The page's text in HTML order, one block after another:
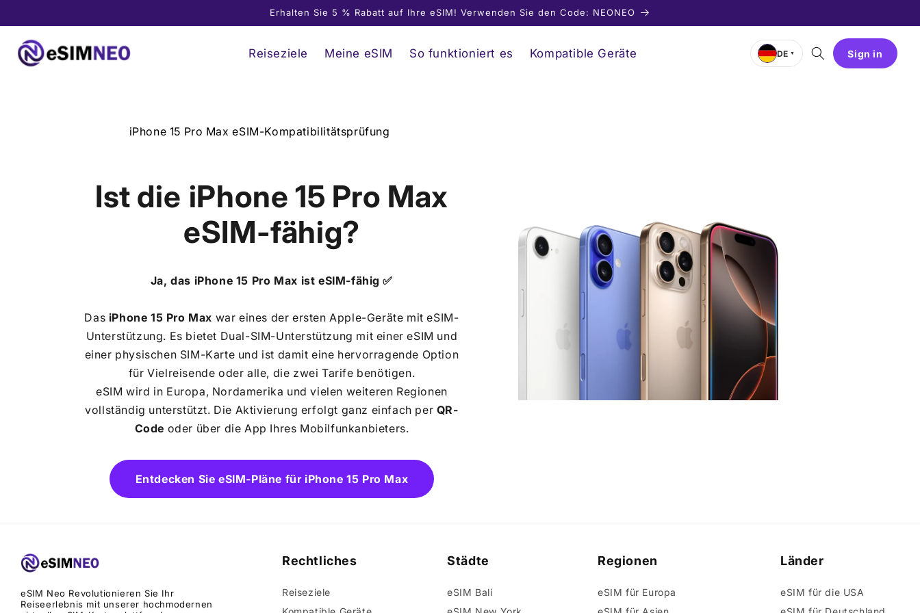
Inhalt
Erhalten Sie 5 % Rabatt auf Ihre eSIM! Verwenden Sie den Code: NEONEO
Reiseziele Meine eSIM So funktioniert es Kompatible Geräte DE ▼ Sign in
iPhone 15 Pro Max eSIM-Kompatibilitätsprüfung
Ist die iPhone 15 Pro Max
eSIM-fähig?
Ja, das iPhone 15 Pro Max ist eSIM-fähig ✅
Das iPhone 15 Pro Max war eines der ersten Apple-Geräte mit eSIM-
Unterstützung. Es bietet Dual-SIM-Unterstützung mit einer eSIM und
einer physischen SIM-Karte und ist damit eine hervorragende Option
für Vielreisende oder alle, die zwei Tarife benötigen.
eSIM wird in Europa, Nordamerika und vielen weiteren Regionen
vollständig unterstützt. Die Aktivierung erfolgt ganz einfach per QR-
Code oder über die App Ihres Mobilfunkanbieters.
Entdecken Sie eSIM-Pläne für iPhone 15 Pro Max
eSIM Neo Revolutionieren Sie Ihr
Reiseerlebnis mit unserer hochmodernen
Rechtliches
Reiseziele
Städte
eSIM Bali
Regionen
eSIM für Europa
Länder
eSIM für die USA